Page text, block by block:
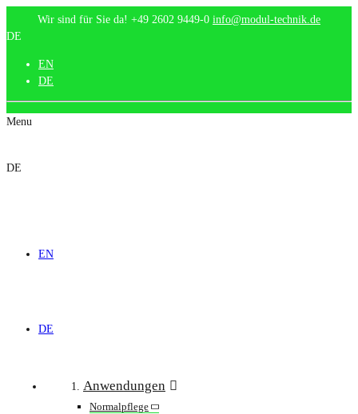
Wir sind für Sie da! +49 2602 9449-0 info@modul-technik.de
DE
EN
DE
Menu
DE
EN
DE
Anwendungen
Normalpflege